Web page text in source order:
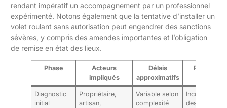
rendant impératif un accompagnement par un professionnel
expérimenté. Notons également que la tentative d’installer un
volet roulant sans autorisation peut engendrer des sanctions
sévères, y compris des amendes importantes et l’obligation
de remise en état des lieux.
Phase
Acteurs
impliqués
Délais
approximatifs
Risques
Diagnostic
initial
Propriétaire,
artisan,
Variable selon
complexité
des